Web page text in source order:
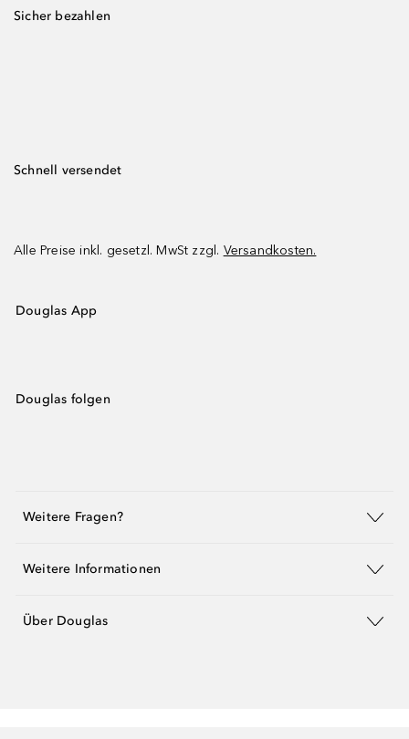
Sicher bezahlen
Schnell versendet
Alle Preise inkl. gesetzl. MwSt zzgl. Versandkosten.
Douglas App
Douglas folgen
Weitere Fragen?
Weitere Informationen
Über Douglas